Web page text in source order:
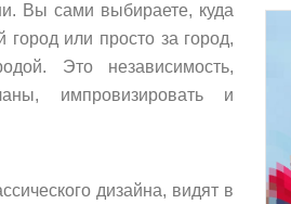
Вы сами выбираете, куда
или просто за город,
Это независимость,
импровизировать и
дизайна, видят в